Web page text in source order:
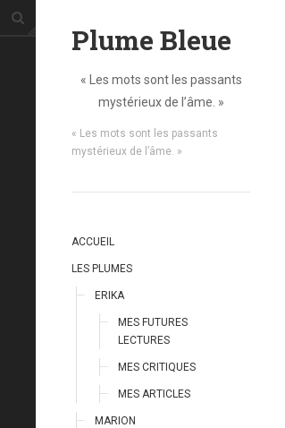
Plume Bleue
« Les mots sont les passants
mystérieux de l’âme. »
« Les mots sont les passants
mystérieux de l’âme. »
ACCUEIL
LES PLUMES
ERIKA
MES FUTURES
LECTURES
MES CRITIQUES
MES ARTICLES
MARION